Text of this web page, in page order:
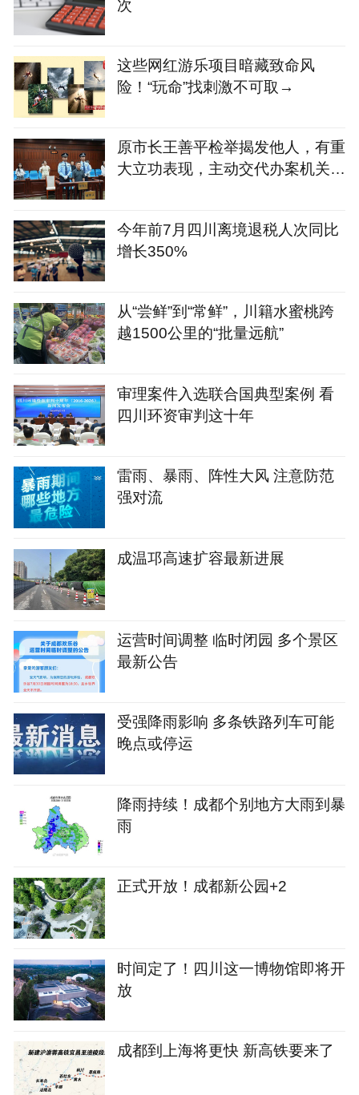
次
这些网红游乐项目暗藏致命风
险！“玩命”找刺激不可取→
原市长王善平检举揭发他人，有重
大立功表现，主动交代办案机关尚
今年前7月四川离境退税人次同比
增长350%
从“尝鲜”到“常鲜”，川籍水蜜桃跨
越1500公里的“批量远航”
审理案件入选联合国典型案例 看
四川环资审判这十年
雷雨、暴雨、阵性大风 注意防范
强对流
成温邛高速扩容最新进展
运营时间调整 临时闭园 多个景区
最新公告
受强降雨影响 多条铁路列车可能
晚点或停运
降雨持续！成都个别地方大雨到暴
雨
正式开放！成都新公园+2
时间定了！四川这一博物馆即将开
放
成都到上海将更快 新高铁要来了